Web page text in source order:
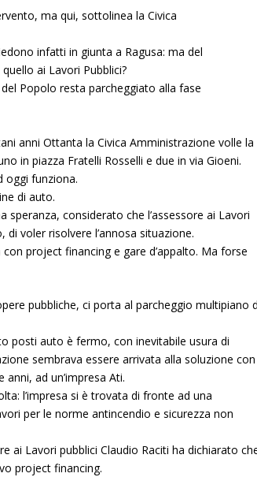
ma qui, sottolinea la Civica
infatti in giunta a Ragusa: ma del
ai Lavori Pubblici?
Popolo resta parcheggiato alla fase
anni Ottanta la Civica Amministrazione volle la
in piazza Fratelli Rosselli e due in via Gioeni.
oggi funziona.
di auto.
speranza, considerato che l’assessore ai Lavori
voler risolvere l’annosa situazione.
project financing e gare d’appalto. Ma forse
pubbliche, ci porta al parcheggio multipiano
posti auto è fermo, con inevitabile usura di
sembrava essere arrivata alla soluzione con
ad un’impresa Ati.
l’impresa si è trovata di fronte ad una
per le norme antincendio e sicurezza non
ai Lavori pubblici Claudio Raciti ha dichiarato
project financing.